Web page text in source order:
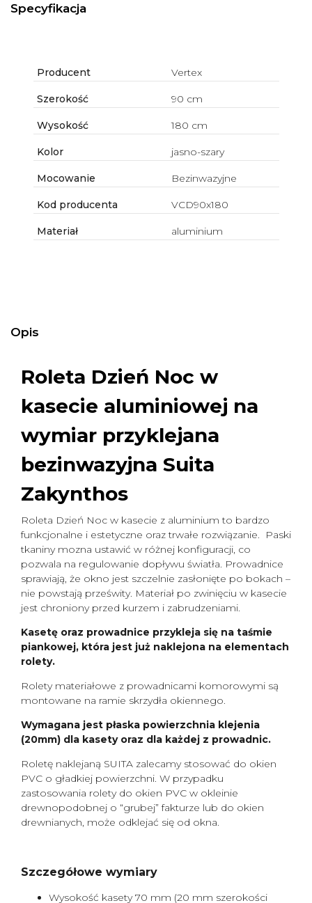
Specyfikacja
Producent Vertex
Szerokość 90 cm
Wysokość 180 cm
Kolor jasno-szary
Mocowanie Bezinwazyjne
Kod producenta VCD90x180
Materiał aluminium
Opis
Roleta Dzień Noc w
kasecie aluminiowej na
wymiar przyklejana
bezinwazyjna Suita
Zakynthos
Roleta Dzień Noc w kasecie z aluminium to bardzo
funkcjonalne i estetyczne oraz trwałe rozwiązanie. Paski
tkaniny mozna ustawić w różnej konfiguracji, co
pozwala na regulowanie dopływu światła. Prowadnice
sprawiają, że okno jest szczelnie zasłonięte po bokach –
nie powstają prześwity. Materiał po zwinięciu w kasecie
jest chroniony przed kurzem i zabrudzeniami.
Kasetę oraz prowadnice przykleja się na taśmie
piankowej, która jest już naklejona na elementach
rolety.
Rolety materiałowe z prowadnicami komorowymi są
montowane na ramie skrzydła okiennego.
Wymagana jest płaska powierzchnia klejenia
(20mm) dla kasety oraz dla każdej z prowadnic.
Roletę naklejaną SUITA zalecamy stosować do okien
PVC o gładkiej powierzchni. W przypadku
zastosowania rolety do okien PVC w okleinie
drewnopodobnej o “grubej” fakturze lub do okien
drewnianych, może odklejać się od okna.
Szczegółowe wymiary
Wysokość kasety 70 mm (20 mm szerokości